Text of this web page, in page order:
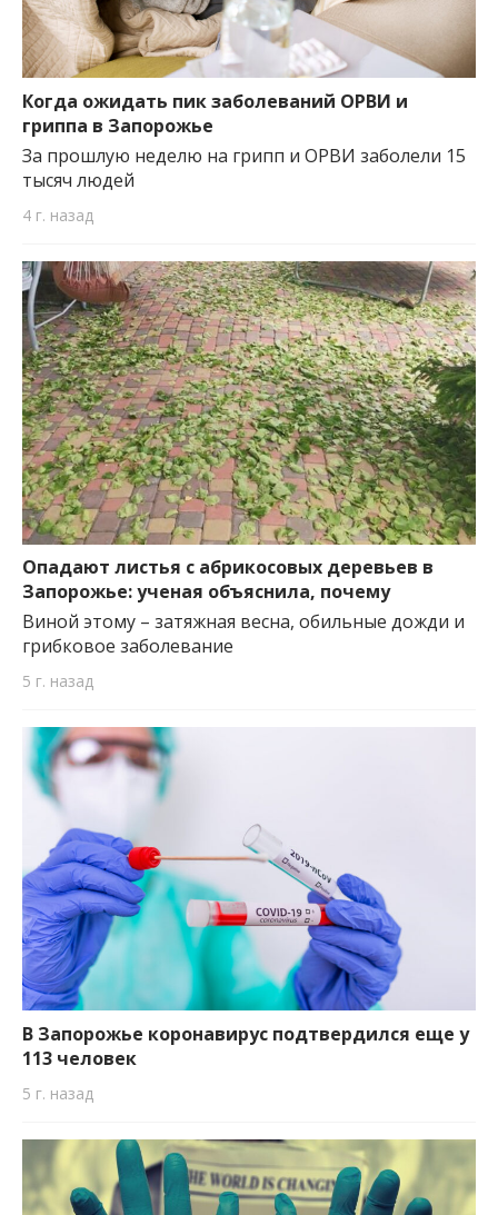
Когда ожидать пик заболеваний ОРВИ и
гриппа в Запорожье
За прошлую неделю на грипп и ОРВИ заболели 15
тысяч людей
4 г. назад
Опадают листья с абрикосовых деревьев в
Запорожье: ученая объяснила, почему
Виной этому – затяжная весна, обильные дожди и
грибковое заболевание
5 г. назад
В Запорожье коронавирус подтвердился еще у
113 человек
5 г. назад